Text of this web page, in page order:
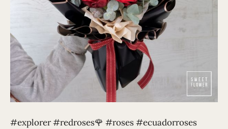
#explorer #redroses🌹 #roses #ecuadorroses